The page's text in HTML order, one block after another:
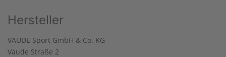
Hersteller
VAUDE Sport GmbH & Co. KG
Vaude Straße 2